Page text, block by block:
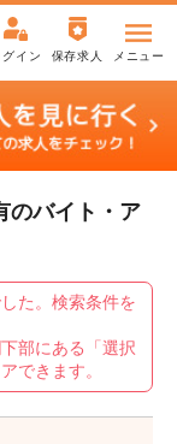
グイン 保存求人 メニュー
のバイト・ア
た。検索条件を
部にある「選択
できます。